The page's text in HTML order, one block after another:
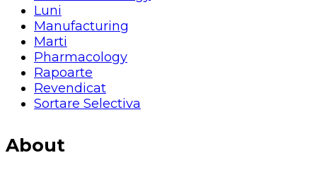
Luni
Manufacturing
Marti
Pharmacology
Rapoarte
Revendicat
Sortare Selectiva
About